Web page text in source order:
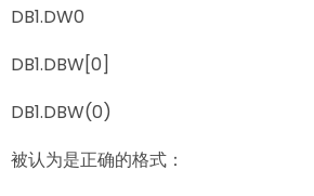
DB1.DW0
DB1.DBW[0]
DB1.DBW(0)
被认为是正确的格式：